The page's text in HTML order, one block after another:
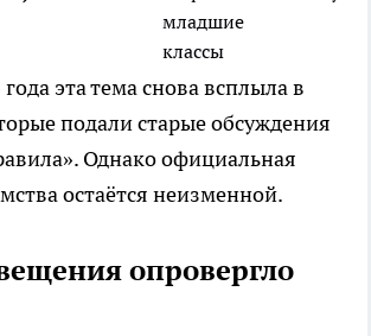
младшие
классы
эта тема снова всплыла в
подали старые обсуждения
Однако официальная
остаётся неизменной.
опровергло